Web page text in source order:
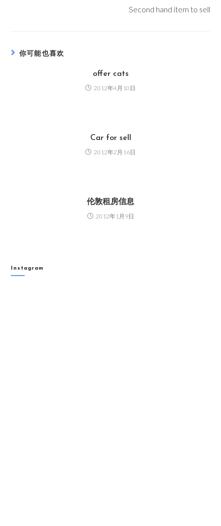
Second hand item to sell
你可能也喜欢
offer cats
2012年4月10日
Car for sell
2012年2月16日
伦敦租房信息
2012年1月9日
Instagram